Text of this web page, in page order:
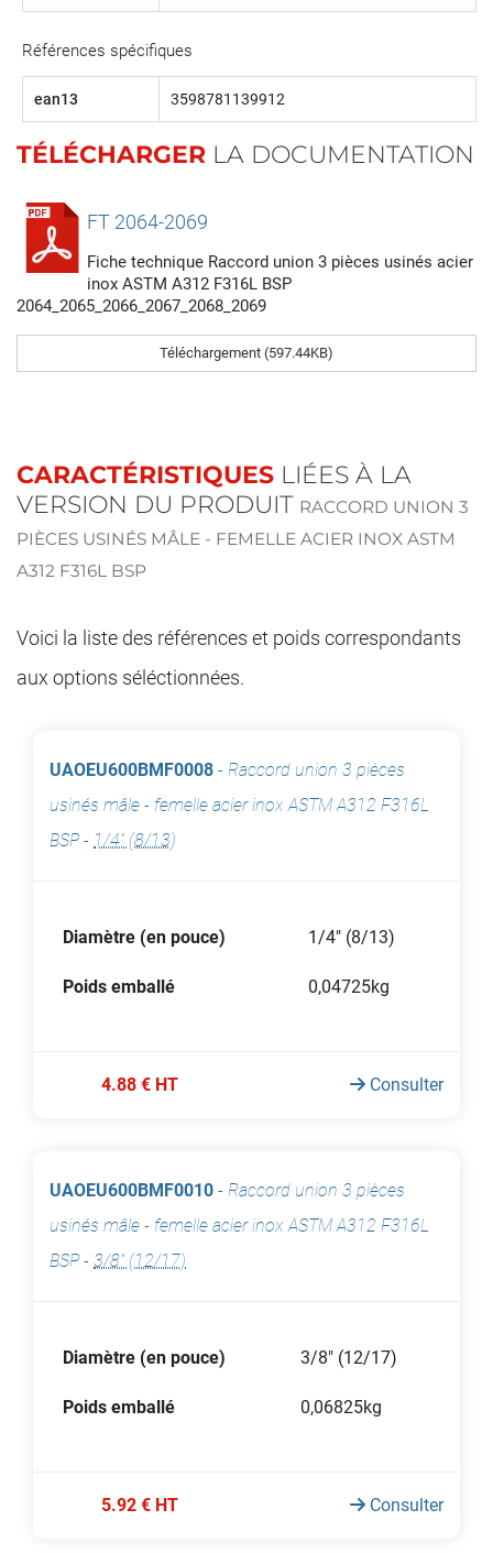
Références spécifiques
ean13 3598781139912
TÉLÉCHARGER LA DOCUMENTATION
FT 2064-2069
Fiche technique Raccord union 3 pièces usinés acier
inox ASTM A312 F316L BSP
2064_2065_2066_2067_2068_2069
Téléchargement (597.44KB)
CARACTÉRISTIQUES LIÉES À LA
VERSION DU PRODUIT RACCORD UNION 3
PIÈCES USINÉS MÂLE - FEMELLE ACIER INOX ASTM
A312 F316L BSP
Voici la liste des références et poids correspondants
aux options séléctionnées.
UAOEU600BMF0008 - Raccord union 3 pièces
usinés mâle - femelle acier inox ASTM A312 F316L
BSP- 1/4" (8/13)
Diamètre (en pouce) 1/4" (8/13)
Poids emballé 0,04725kg
4.88 € HT Consulter
UAOEU600BMF0010 - Raccord union 3 pièces
usinés mâle - femelle acier inox ASTM A312 F316L
BSP- 3/8" (12/17)
Diamètre (en pouce) 3/8" (12/17)
Poids emballé 0,06825kg
5.92 € HT Consulter